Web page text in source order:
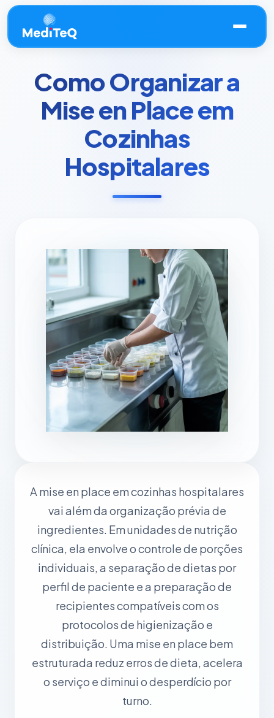
Como Organizar a
Mise en Place em
Cozinhas
Hospitalares
A mise en place em cozinhas hospitalares
vai além da organização prévia de
ingredientes. Em unidades de nutrição
clínica, ela envolve o controle de porções
individuais, a separação de dietas por
perfil de paciente e a preparação de
recipientes compatíveis com os
protocolos de higienização e
distribuição. Uma mise en place bem
estruturada reduz erros de dieta, acelera
o serviço e diminui o desperdício por
turno.